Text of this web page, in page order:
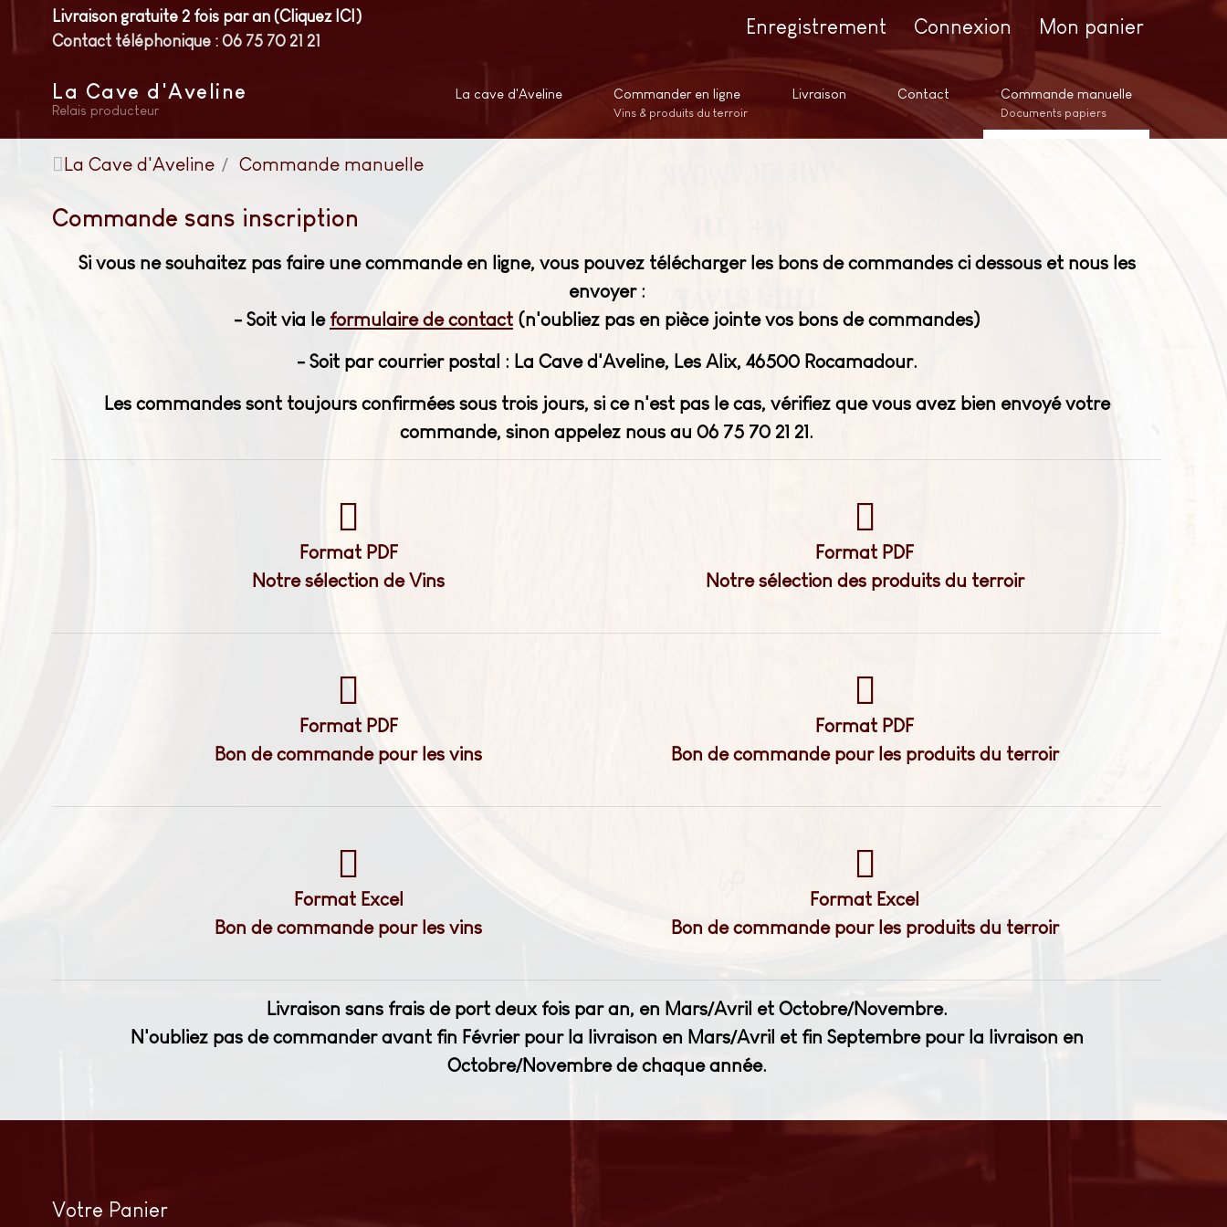
Livraison gratuite 2 fois par an (Cliquez ICI)
Contact téléphonique : 06 75 70 21 21
Enregistrement Connexion Mon panier
La Cave d'Aveline
Relais producteur
La cave d'Aveline Commander en ligne
Vins & produits du terroir
Livraison Contact Commande manuelle
Documents papiers
La Cave d'Aveline Commande manuelle
Commande sans inscription
Si vous ne souhaitez pas faire une commande en ligne, vous pouvez télécharger les bons de commandes ci dessous et nous les
envoyer :
- Soit via le formulaire de contact (n'oubliez pas en pièce jointe vos bons de commandes)
- Soit par courrier postal : La Cave d'Aveline, Les Alix, 46500 Rocamadour.
Les commandes sont toujours confirmées sous trois jours, si ce n'est pas le cas, vérifiez que vous avez bien envoyé votre
commande, sinon appelez nous au 06 75 70 21 21.
Format PDF
Notre sélection de Vins
Format PDF
Notre sélection des produits du terroir
Format PDF
Bon de commande pour les vins
Format PDF
Bon de commande pour les produits du terroir
Format Excel
Bon de commande pour les vins
Format Excel
Bon de commande pour les produits du terroir
Livraison sans frais de port deux fois par an, en Mars/Avril et Octobre/Novembre.
N'oubliez pas de commander avant fin Février pour la livraison en Mars/Avril et fin Septembre pour la livraison en
Octobre/Novembre de chaque année.
Votre Panier